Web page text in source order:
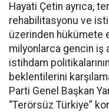
Hayati Çetin ayrıca,
rehabilitasyonu ve
üzerinden hükümete
milyonlarca gencin iş
istihdam
beklentilerini
Parti Genel Başkan
“Terörsüz Türkiye”